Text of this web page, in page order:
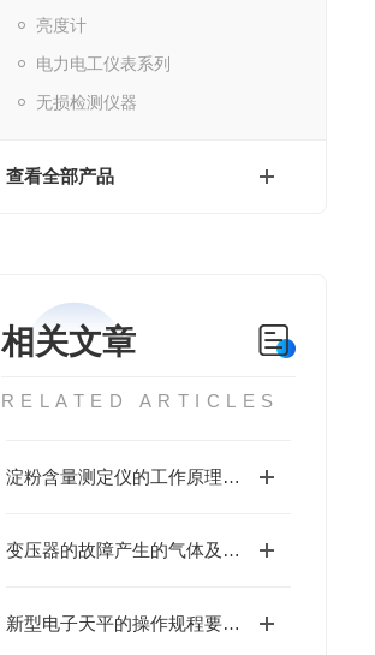
亮度计
电力电工仪表系列
无损检测仪器
查看全部产品
相关文章
RELATED ARTICLES
淀粉含量测定仪的工作原理与性能优势值得深入探讨
变压器的故障产生的气体及故障类型
新型电子天平的操作规程要如何驾驭